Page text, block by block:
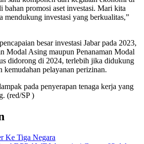
bahan promosi aset investasi. Mari kita
mendukung investasi yang berkualitas,”
besar investasi Jabar pada 2023,
Modal Asing maupun Penanaman Modal
didorong di 2024, terlebih jika didukung
kemudahan pelayanan perizinan.
pada penyerapan tenaga kerja yang
(red/SP )
Ke Tiga Negara